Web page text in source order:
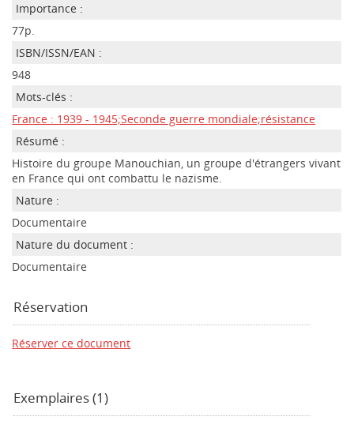
Importance :
77p.
ISBN/ISSN/EAN :
948
Mots-clés :
France : 1939 - 1945;Seconde guerre mondiale;résistance
Résumé :
Histoire du groupe Manouchian, un groupe d'étrangers vivant
en France qui ont combattu le nazisme.
Nature :
Documentaire
Nature du document :
Documentaire
Réservation
Réserver ce document
Exemplaires (1)